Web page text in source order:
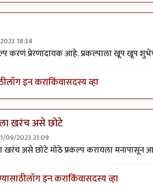
18:34
करणं प्रेरणादायक आहे. प्रकल्पाला खूप खूप
लॉग इन कराकिंवासदस्य व्हा
खरंच असे छोटे
09/2023 21:09
वा क्या बात हॅbyस्वधर्म
खरंच असे छोटे मोठे प्रकल्प करायला मनापासून
लॉग इन कराकिंवासदस्य व्हा